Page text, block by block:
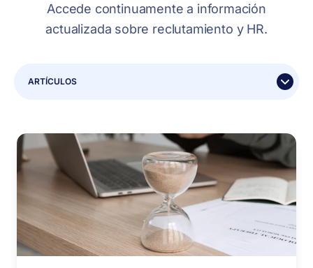
Accede continuamente a información
actualizada sobre reclutamiento y HR.
ARTÍCULOS